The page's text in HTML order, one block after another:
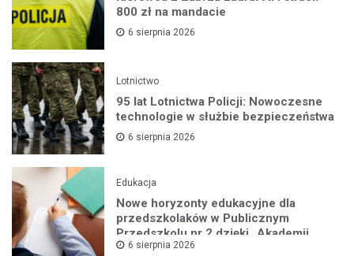
800 zł na mandacie
6 sierpnia 2026
Lotnictwo
95 lat Lotnictwa Policji: Nowoczesne
technologie w służbie bezpieczeństwa
6 sierpnia 2026
Edukacja
Nowe horyzonty edukacyjne dla
przedszkolaków w Publicznym
Przedszkolu nr 2 dzięki „Akademii
Super Przedszkolaka”
6 sierpnia 2026